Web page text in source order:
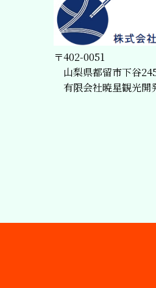
〒402-0051
山梨県都留市下谷
有限会社暁星観光開